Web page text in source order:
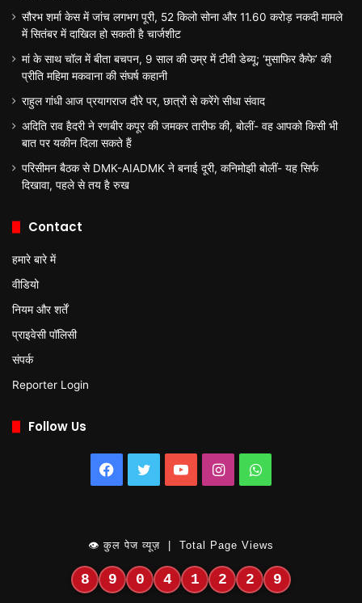
सौरभ शर्मा केस में जांच लगभग पूरी, 52 किलो सोना और 11.60 करोड़ नकदी मामले
में सितंबर में दाखिल हो सकती है चार्जशीट
मां के साथ चॉल में बीता बचपन, 9 साल की उम्र में टीवी डेब्यू; ‘मुसाफिर कैफे’ की
प्रीति महिमा मकवाना की संघर्ष कहानी
राहुल गांधी आज प्रयागराज दौरे पर, छात्रों से करेंगे सीधा संवाद
अदिति राव हैदरी ने रणबीर कपूर की जमकर तारीफ की, बोलीं- वह आपको किसी भी
बात पर यकीन दिला सकते हैं
परिसीमन बैठक से DMK-AIADMK ने बनाई दूरी, कनिमोझी बोलीं- यह सिर्फ
दिखावा, पहले से तय है रुख
Contact
हमारे बारे में
वीडियो
नियम और शर्तें
प्राइवेसी पॉलिसी
संपर्क
Reporter Login
Follow Us
Facebook
TwitterYouTubeInstagramWhatsApp
👁 कुल पेज व्यूज़ | Total Page Views
8 9 0 4 1 2 2 9